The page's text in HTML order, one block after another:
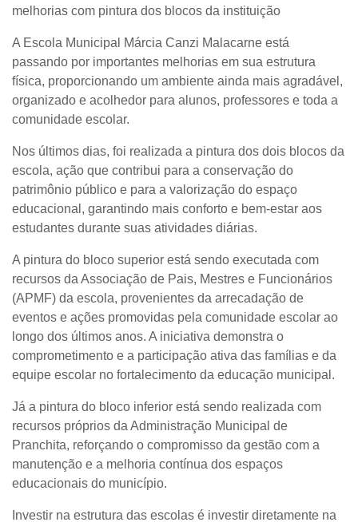
melhorias com pintura dos blocos da instituição
A Escola Municipal Márcia Canzi Malacarne está
passando por importantes melhorias em sua estrutura
física, proporcionando um ambiente ainda mais agradável,
organizado e acolhedor para alunos, professores e toda a
comunidade escolar.
Nos últimos dias, foi realizada a pintura dos dois blocos da
escola, ação que contribui para a conservação do
patrimônio público e para a valorização do espaço
educacional, garantindo mais conforto e bem-estar aos
estudantes durante suas atividades diárias.
A pintura do bloco superior está sendo executada com
recursos da Associação de Pais, Mestres e Funcionários
(APMF) da escola, provenientes da arrecadação de
eventos e ações promovidas pela comunidade escolar ao
longo dos últimos anos. A iniciativa demonstra o
comprometimento e a participação ativa das famílias e da
equipe escolar no fortalecimento da educação municipal.
Já a pintura do bloco inferior está sendo realizada com
recursos próprios da Administração Municipal de
Pranchita, reforçando o compromisso da gestão com a
manutenção e a melhoria contínua dos espaços
educacionais do município.
Investir na estrutura das escolas é investir diretamente na